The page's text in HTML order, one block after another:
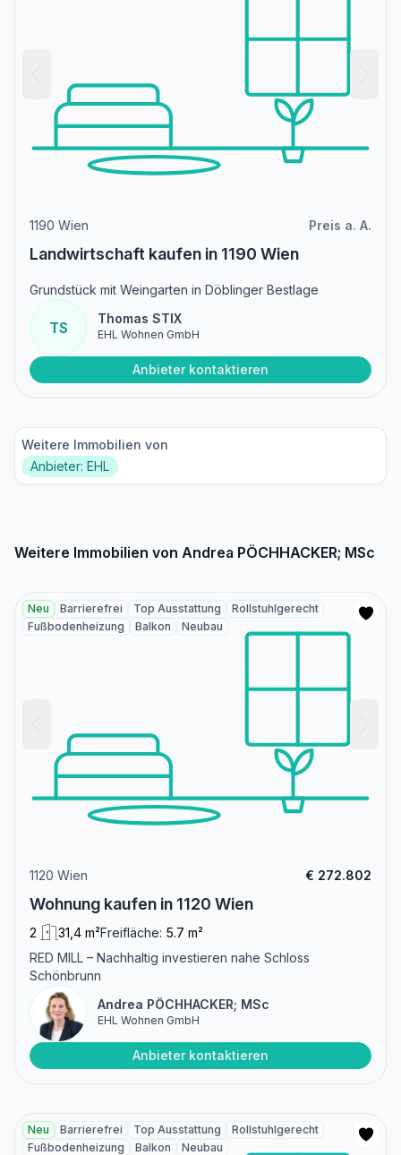
1190 Wien Preis a. A.
Landwirtschaft kaufen in 1190 Wien
Grundstück mit Weingarten in Döblinger Bestlage
TS
Thomas STIX
EHL Wohnen GmbH
Anbieter kontaktieren
Weitere Immobilien von
Anbieter: EHL
Weitere Immobilien von Andrea PÖCHHACKER; MSc
Neu Barrierefrei Top Ausstattung
Rollstuhlgerecht
Fußbodenheizung
Balkon Neubau
1120 Wien € 272.802
Wohnung kaufen in 1120 Wien
2 31,4 m²Freifläche: 5.7 m²
RED MILL – Nachhaltig investieren nahe Schloss
Schönbrunn
Andrea PÖCHHACKER; MSc
EHL Wohnen GmbH
Anbieter kontaktieren
Neu Barrierefrei Top Ausstattung
Rollstuhlgerecht
Fußbodenheizung
Balkon Neubau